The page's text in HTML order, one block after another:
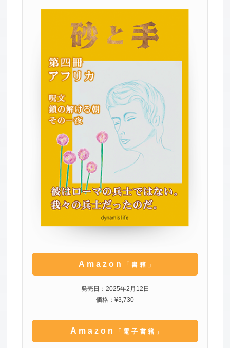
Amazon 「書籍」
発売日：2025年2月12日
価格：¥3,730
Amazon 「電子書籍」